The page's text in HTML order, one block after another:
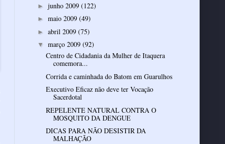
► junho 2009 (122)
► maio 2009 (49)
► abril 2009 (75)
▼ março 2009 (92)
Centro de Cidadania da Mulher de Itaquera
comemora...
Corrida e caminhada do Batom em Guarulhos
Executivo Eficaz não deve ter Vocação
Sacerdotal
REPELENTE NATURAL CONTRA O
MOSQUITO DA DENGUE
DICAS PARA NÃO DESISTIR DA
MALHAÇÃO